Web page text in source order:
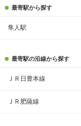
最寄駅から探す
隼人駅
最寄駅の沿線から探す
ＪＲ日豊本線
ＪＲ肥薩線